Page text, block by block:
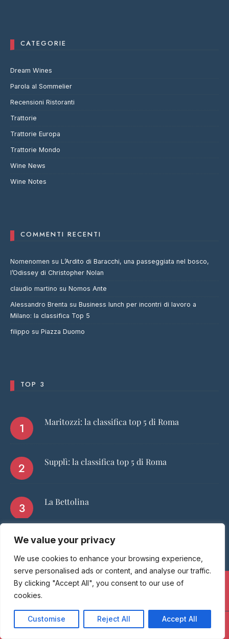
We value your privacy
We use cookies to enhance your browsing experience,
serve personalised ads or content, and analyse our traffic.
By clicking "Accept All", you consent to our use of
cookies.
Customise Reject All Accept All
CATEGORIE
Dream Wines
Parola al Sommelier
Recensioni Ristoranti
Trattorie
Trattorie Europa
Trattorie Mondo
Wine News
Wine Notes
COMMENTI RECENTI
Nomenomen su L’Ardito di Baracchi, una passeggiata nel bosco,
l’Odissey di Christopher Nolan
claudio martino su Nomos Ante
Alessandro Brenta su Business lunch per incontri di lavoro a
Milano: la classifica Top 5
filippo su Piazza Duomo
TOP 3
Maritozzi: la classifica top 5 di Roma
Supplì: la classifica top 5 di Roma
La Bettolina